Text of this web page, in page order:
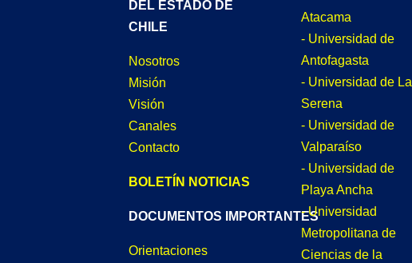
DEL ESTADO DE
CHILE
Nosotros
Misión
Visión
Canales
Contacto
BOLETÍN NOTICIAS
DOCUMENTOS IMPORTANTES
Orientaciones
Atacama
- Universidad de
Antofagasta
- Universidad de La
Serena
- Universidad de
Valparaíso
- Universidad de
Playa Ancha
- Universidad
Metropolitana de
Ciencias de la